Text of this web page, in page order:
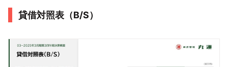
貸借対照表（B/S）